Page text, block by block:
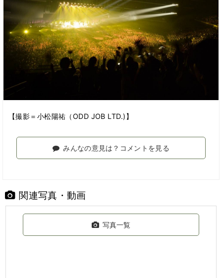
【撮影＝小松陽祐（ODD JOB LTD.)】
みんなの意見は？コメントを見る
関連写真・動画
写真一覧